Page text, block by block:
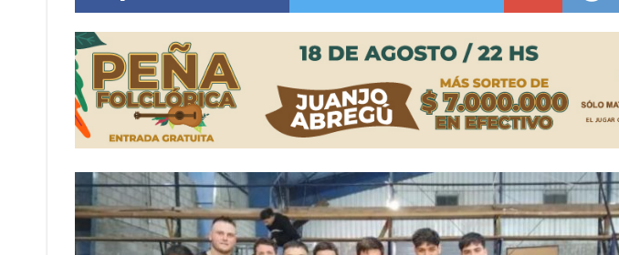
Elortondo: avanza el plan de pavimentación con la licitación de cinco nuevas cuadras